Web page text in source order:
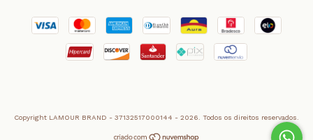
Copyright LAMOUR BRAND - 37132517000144 - 2026. Todos os direitos reservados.